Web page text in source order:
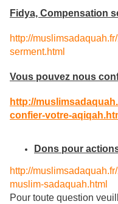
Fidya, Compensation
http://
serment.html
Vous pouvez nous
http://
confier-votre-
Dons pour
http://
muslim-sadaquah.html
Pour toute question